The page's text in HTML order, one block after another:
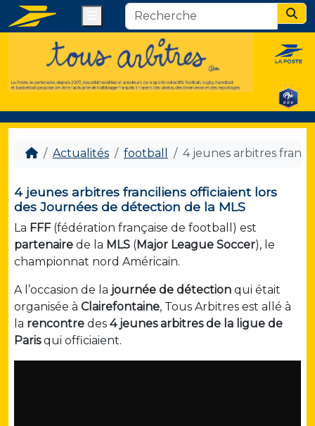
Actualités football 4 jeunes arbitres
4 jeunes arbitres franciliens officiaient lors
des Journées de détection de la MLS
La FFF(fédération française de football) est
partenaire de la MLS (Major League Soccer), le
championnat nord Américain.
A l’occasion de la journée de détection qui était
organisée à Clairefontaine, Tous Arbitres est allé à
la rencontre des 4 jeunes arbitres de la ligue de
Parisqui officiaient.